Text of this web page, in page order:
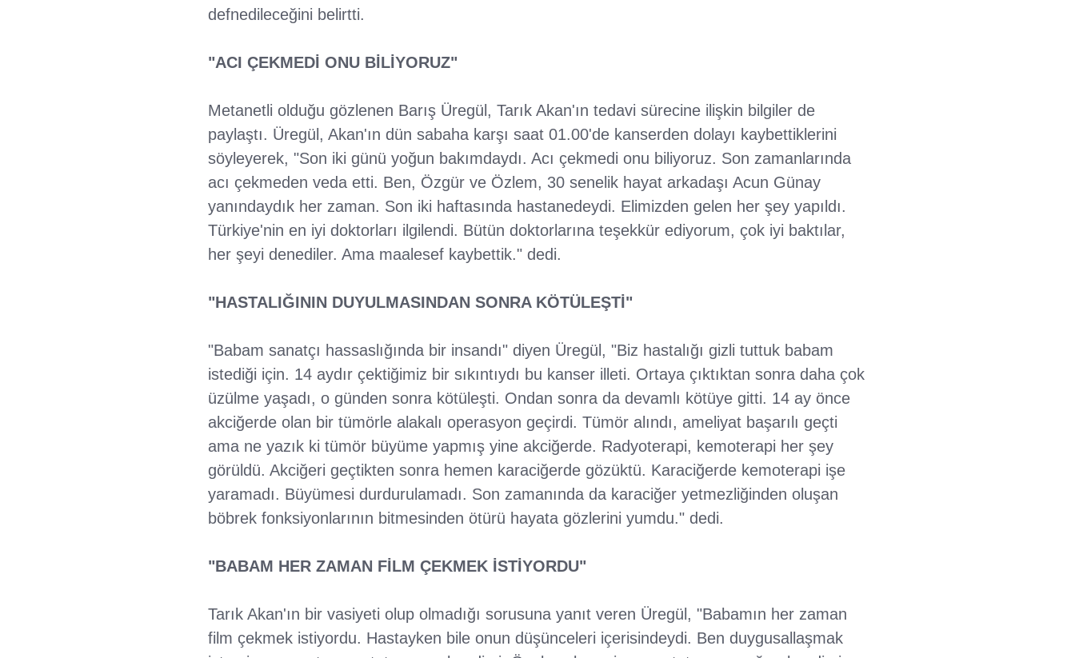
defnedileceğini belirtti.
"ACI ÇEKMEDİ ONU BİLİYORUZ"
Metanetli olduğu gözlenen Barış Üregül, Tarık Akan'ın tedavi sürecine ilişkin bilgiler de
paylaştı. Üregül, Akan'ın dün sabaha karşı saat 01.00'de kanserden dolayı kaybettiklerini
söyleyerek, "Son iki günü yoğun bakımdaydı. Acı çekmedi onu biliyoruz. Son zamanlarında
acı çekmeden veda etti. Ben, Özgür ve Özlem, 30 senelik hayat arkadaşı Acun Günay
yanındaydık her zaman. Son iki haftasında hastanedeydi. Elimizden gelen her şey yapıldı.
Türkiye'nin en iyi doktorları ilgilendi. Bütün doktorlarına teşekkür ediyorum, çok iyi baktılar,
her şeyi denediler. Ama maalesef kaybettik." dedi.
"HASTALIĞININ DUYULMASINDAN SONRA KÖTÜLEŞTİ"
"Babam sanatçı hassaslığında bir insandı" diyen Üregül, "Biz hastalığı gizli tuttuk babam
istediği için. 14 aydır çektiğimiz bir sıkıntıydı bu kanser illeti. Ortaya çıktıktan sonra daha çok
üzülme yaşadı, o günden sonra kötüleşti. Ondan sonra da devamlı kötüye gitti. 14 ay önce
akciğerde olan bir tümörle alakalı operasyon geçirdi. Tümör alındı, ameliyat başarılı geçti
ama ne yazık ki tümör büyüme yapmış yine akciğerde. Radyoterapi, kemoterapi her şey
görüldü. Akciğeri geçtikten sonra hemen karaciğerde gözüktü. Karaciğerde kemoterapi işe
yaramadı. Büyümesi durdurulamadı. Son zamanında da karaciğer yetmezliğinden oluşan
böbrek fonksiyonlarının bitmesinden ötürü hayata gözlerini yumdu." dedi.
"BABAM HER ZAMAN FİLM ÇEKMEK İSTİYORDU"
Tarık Akan'ın bir vasiyeti olup olmadığı sorusuna yanıt veren Üregül, "Babamın her zaman
film çekmek istiyordu. Hastayken bile onun düşünceleri içerisindeydi. Ben duygusallaşmak